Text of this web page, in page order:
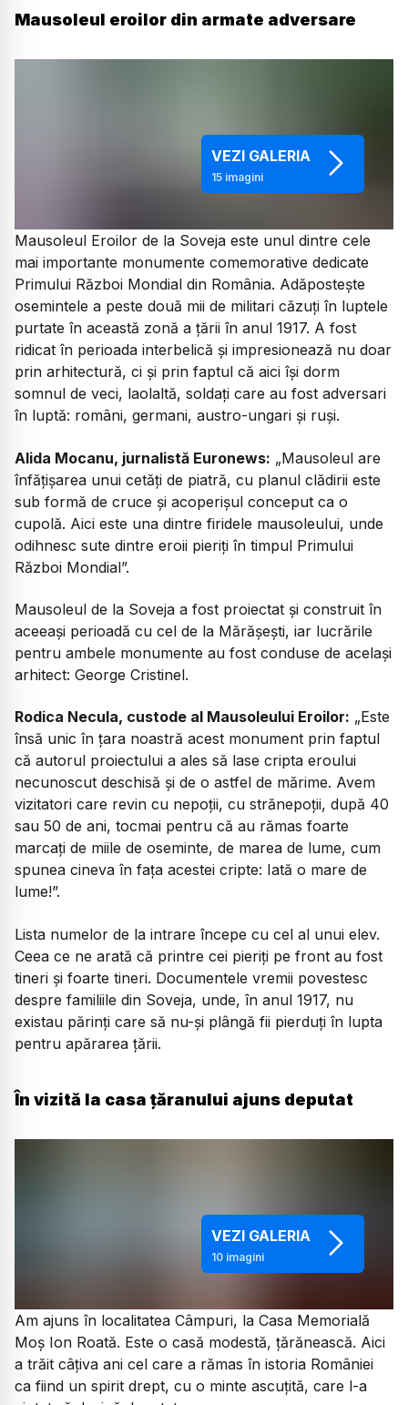
Mausoleul eroilor din armate adversare
VEZI GALERIA
15imagini
Mausoleul Eroilor de la Soveja este unul dintre cele
mai importante monumente comemorative dedicate
Primului Război Mondial din România. Adăpostește
osemintele a peste două mii de militari căzuți în luptele
purtate în această zonă a țării în anul 1917. A fost
ridicat în perioada interbelică și impresionează nu doar
prin arhitectură, ci și prin faptul că aici își dorm
somnul de veci, laolaltă, soldați care au fost adversari
în luptă: români, germani, austro-ungari și ruși.
Alida Mocanu, jurnalistă Euronews: „Mausoleul are
înfățișarea unui cetăți de piatră, cu planul clădirii este
sub formă de cruce și acoperișul conceput ca o
cupolă. Aici este una dintre firidele mausoleului, unde
odihnesc sute dintre eroii pieriți în timpul Primului
Război Mondial”.
Mausoleul de la Soveja a fost proiectat și construit în
aceeași perioadă cu cel de la Mărășești, iar lucrările
pentru ambele monumente au fost conduse de același
arhitect: George Cristinel.
Rodica Necula, custode al Mausoleului Eroilor: „Este
însă unic în țara noastră acest monument prin faptul
că autorul proiectului a ales să lase cripta eroului
necunoscut deschisă și de o astfel de mărime. Avem
vizitatori care revin cu nepoții, cu strănepoții, după 40
sau 50 de ani, tocmai pentru că au rămas foarte
marcați de miile de oseminte, de marea de lume, cum
spunea cineva în fața acestei cripte: Iată o mare de
lume!”.
Lista numelor de la intrare începe cu cel al unui elev.
Ceea ce ne arată că printre cei pieriți pe front au fost
tineri și foarte tineri. Documentele vremii povestesc
despre familiile din Soveja, unde, în anul 1917, nu
existau părinți care să nu-și plângă fii pierduți în lupta
pentru apărarea țării.
În vizită la casa țăranului ajuns deputat
VEZI GALERIA
10imagini
Am ajuns în localitatea Câmpuri, la Casa Memorială
Moș Ion Roată. Este o casă modestă, țărănească. Aici
a trăit câțiva ani cel care a rămas în istoria României
ca fiind un spirit drept, cu o minte ascuțită, care l-a